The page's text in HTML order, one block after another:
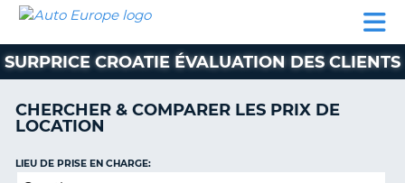
LOCATION
VOITURE
CAMPING-
CAR
CLIENT
AUTO
EUROPE
LOCATION
VOITURE
CAMPING-
CAR
PARTENAIRES
SUPPORT
SURPRICE CROATIE ÉVALUATION DES CLIENTS
CHERCHER & COMPARER LES PRIX DE
LOCATION
LIEU DE PRISE EN CHARGE: